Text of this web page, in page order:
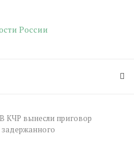
В КЧР вынесли приговор